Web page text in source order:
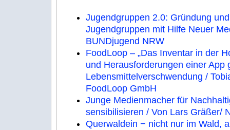
Jugendgruppen 2.0: Gründung
Jugendgruppen mit Hilfe Neuer
BUNDjugend NRW
FoodLoop – „Das Inventar in der
und Herausforderungen einer App
Lebensmittelverschwendung /
FoodLoop GmbH
Junge Medienmacher für
sensibilisieren / Von Lars Gräßer/
Querwaldein − nicht nur im Wald,